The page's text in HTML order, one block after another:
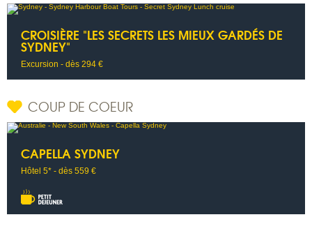
CROISIÈRE "LES SECRETS LES MIEUX GARDÉS DE
SYDNEY"
Excursion - dès 294 €
COUP DE COEUR
CAPELLA SYDNEY
Hôtel 5* - dès 559 €